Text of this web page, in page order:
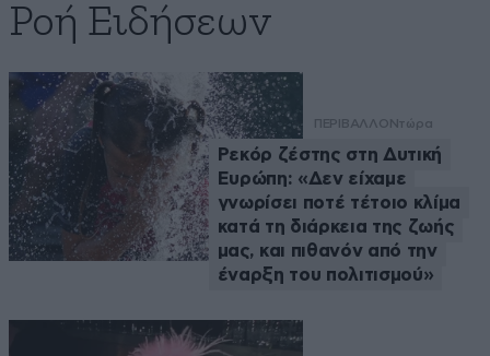
Ροή Ειδήσεων
ΠΕΡΙΒΑΛΛΟΝτώρα
Ρεκόρ ζέστης στη Δυτική
Ευρώπη: «Δεν είχαμε
γνωρίσει ποτέ τέτοιο κλίμα
κατά τη διάρκεια της ζωής
μας, και πιθανόν από την
έναρξη του πολιτισμού»